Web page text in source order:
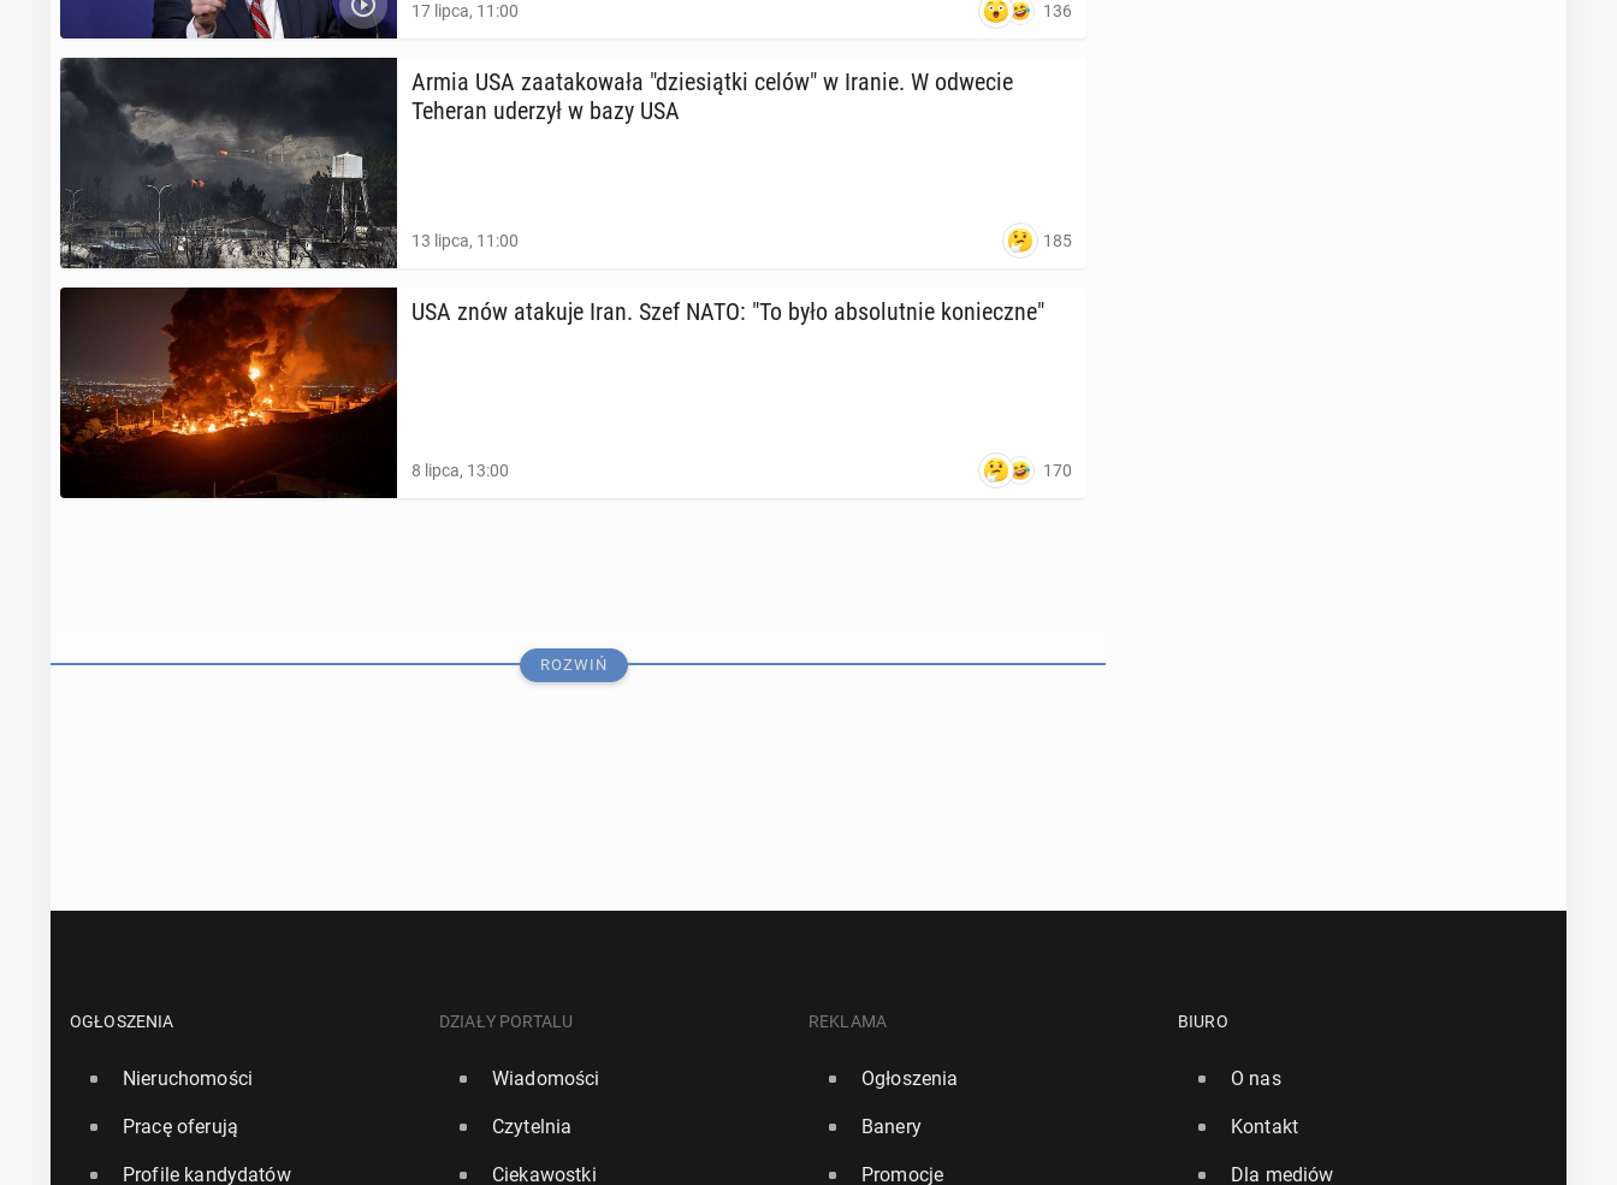
17 lipca, 11:00 136
Armia USA za­ata­ko­wa­ła "dzie­siąt­ki celów" w Iranie. W odwecie
Teheran uderzył w bazy USA
13 lipca, 11:00 185
USA znów atakuje Iran. Szef NATO: "To było ab­so­lut­nie ko­niecz­ne"
8 lipca, 13:00 170
Stany Zjed­no­czo­ne mają już 250 lat – 4 lipca 1776 r. przy­ję­ta została
ROZWIŃ
OGŁOSZENIA
Nieruchomości
Pracę oferują
Profile kandydatów
DZIAŁY PORTALU
Wiadomości
Czytelnia
Ciekawostki
REKLAMA
Ogłoszenia
Banery
Promocje
BIURO
O nas
Kontakt
Dla mediów